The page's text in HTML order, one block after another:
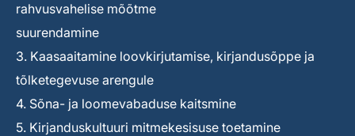
rahvusvahelise mõõtme
suurendamine
3. Kaasaaitamine loovkirjutamise, kirjandusõppe ja
tõlketegevuse arengule
4. Sõna- ja loomevabaduse kaitsmine
5. Kirjanduskultuuri mitmekesisuse toetamine